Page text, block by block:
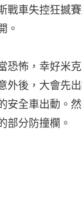
戰車失控狂撼
。
恐怖，幸好米
外後，大會先
安全車出動。
部分防撞欄。